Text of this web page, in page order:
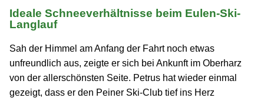
Ideale Schneeverhältnisse beim Eulen-Ski-
Langlauf
Sah der Himmel am Anfang der Fahrt noch etwas
unfreundlich aus, zeigte er sich bei Ankunft im Oberharz
von der allerschönsten Seite. Petrus hat wieder einmal
gezeigt, dass er den Peiner Ski-Club tief ins Herz